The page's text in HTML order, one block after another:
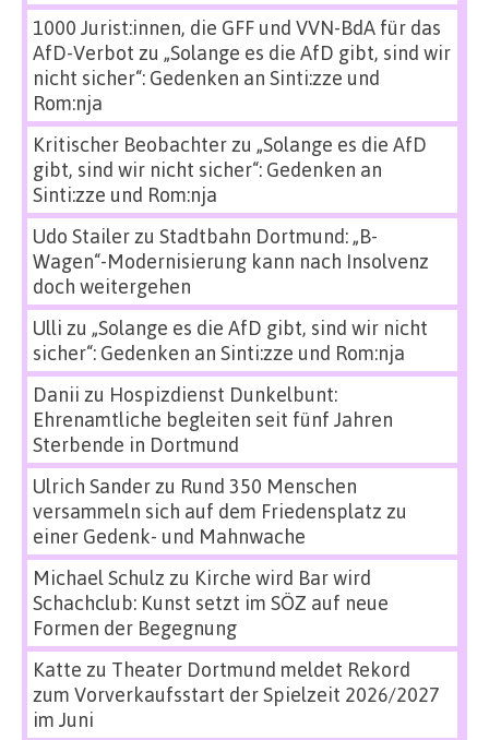
1000 Jurist:innen, die GFF und VVN-BdA für das
AfD-Verbot zu „Solange es die AfD gibt, sind wir
nicht sicher“: Gedenken an Sinti:zze und
Rom:nja
Kritischer Beobachterzu „Solange es die AfD
gibt, sind wir nicht sicher“: Gedenken an
Sinti:zze und Rom:nja
Udo Stailerzu Stadtbahn Dortmund: „B-
Wagen“-Modernisierung kann nach Insolvenz
doch weitergehen
Ulli zu „Solange es die AfD gibt, sind wir nicht
sicher“: Gedenken an Sinti:zze und Rom:nja
Danii zu Hospizdienst Dunkelbunt:
Ehrenamtliche begleiten seit fünf Jahren
Sterbende in Dortmund
Ulrich Sanderzu Rund 350 Menschen
versammeln sich auf dem Friedensplatz zu
einer Gedenk- und Mahnwache
Michael Schulz zu Kirche wird Bar wird
Schachclub: Kunst setzt im SÖZ auf neue
Formen der Begegnung
Katte zu Theater Dortmund meldet Rekord
zum Vorverkaufsstart der Spielzeit 2026/2027
im Juni